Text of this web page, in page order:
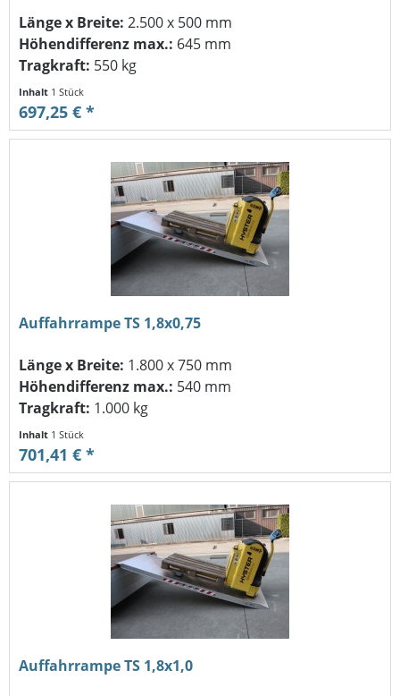
Länge x Breite: 2.500 x 500 mm
Höhendifferenz max.: 645 mm
Tragkraft: 550 kg
Inhalt 1 Stück
697,25 € *
Auffahrrampe TS 1,8x0,75
Länge x Breite: 1.800 x 750 mm
Höhendifferenz max.: 540 mm
Tragkraft: 1.000 kg
Inhalt 1 Stück
701,41 € *
Auffahrrampe TS 1,8x1,0